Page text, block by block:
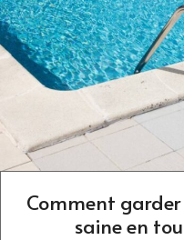
Comment
saine en